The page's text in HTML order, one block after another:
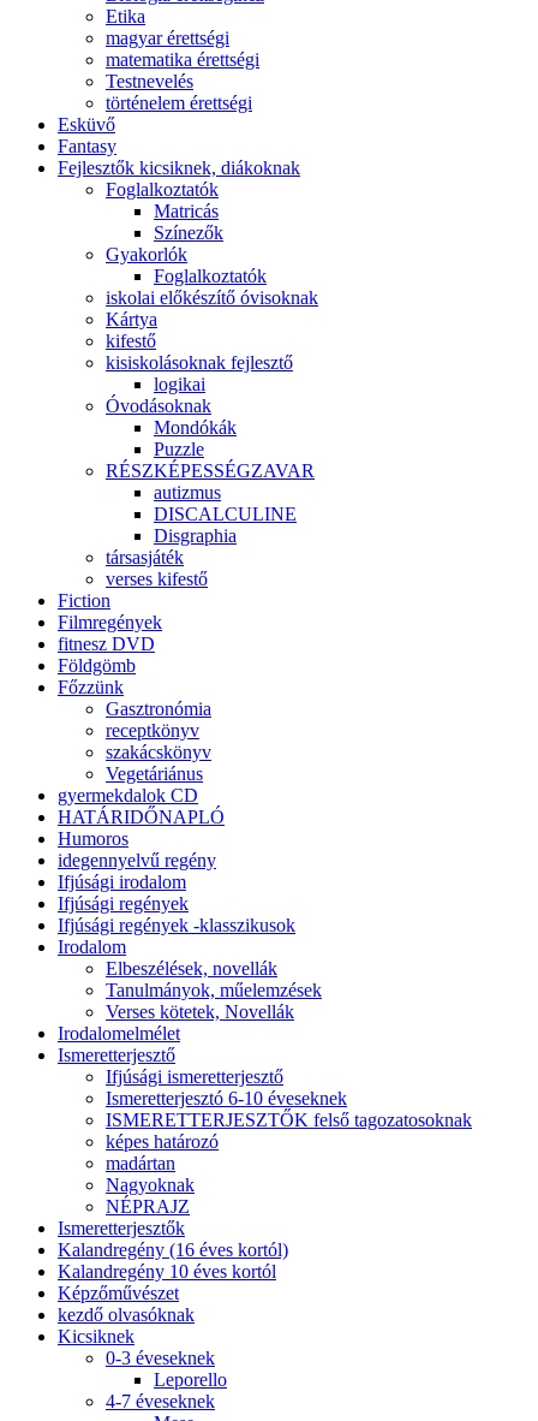
Etika
magyar érettségi
matematika érettségi
Testnevelés
történelem érettségi
Esküvő
Fantasy
Fejlesztők kicsiknek, diákoknak
Foglalkoztatók
Matricás
Színezők
Gyakorlók
Foglalkoztatók
iskolai előkészítő óvisoknak
Kártya
kifestő
kisiskolásoknak fejlesztő
logikai
Óvodásoknak
Mondókák
Puzzle
RÉSZKÉPESSÉGZAVAR
autizmus
DISCALCULINE
Disgraphia
társasjáték
verses kifestő
Fiction
Filmregények
fitnesz DVD
Földgömb
Főzzünk
Gasztronómia
receptkönyv
szakácskönyv
Vegetáriánus
gyermekdalok CD
HATÁRIDŐNAPLÓ
Humoros
idegennyelvű regény
Ifjúsági irodalom
Ifjúsági regények
Ifjúsági regények -klasszikusok
Irodalom
Elbeszélések, novellák
Tanulmányok, műelemzések
Verses kötetek, Novellák
Irodalomelmélet
Ismeretterjesztő
Ifjúsági ismeretterjesztő
Ismeretterjesztó 6-10 éveseknek
ISMERETTERJESZTŐK felső tagozatosoknak
képes határozó
madártan
Nagyoknak
NÉPRAJZ
Ismeretterjesztők
Kalandregény (16 éves kortól)
Kalandregény 10 éves kortól
Képzőművészet
kezdő olvasóknak
Kicsiknek
0-3 éveseknek
Leporello
4-7 éveseknek